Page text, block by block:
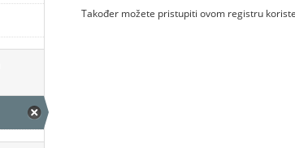
Također možete pristupiti ovom registru